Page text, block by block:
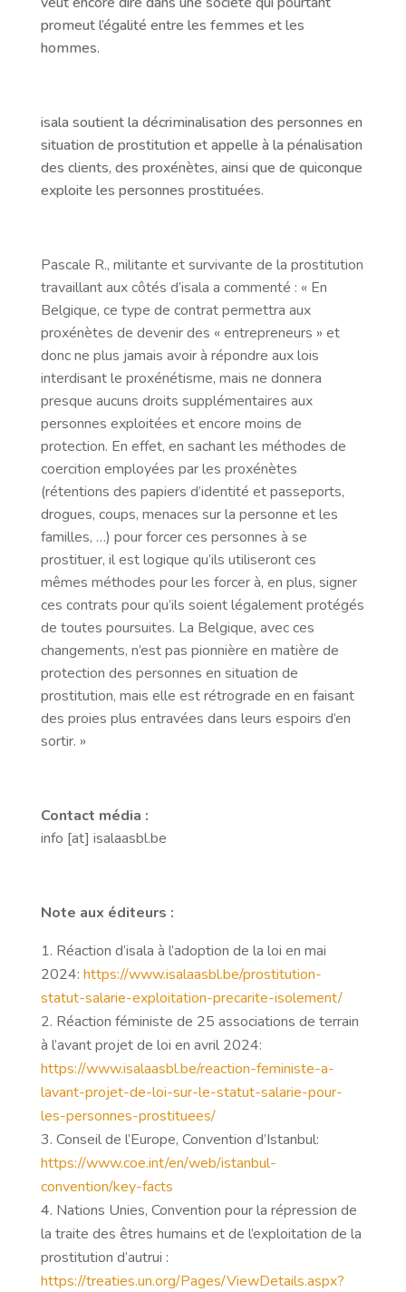
promeut l’égalité entre les femmes et les
hommes.
isala soutient la décriminalisation des personnes en
situation de prostitution et appelle à la pénalisation
des clients, des proxénètes, ainsi que de quiconque
exploite les personnes prostituées.
Pascale R., militante et survivante de la prostitution
travaillant aux côtés d’isala a commenté : « En
Belgique, ce type de contrat permettra aux
proxénètes de devenir des « entrepreneurs » et
donc ne plus jamais avoir à répondre aux lois
interdisant le proxénétisme, mais ne donnera
presque aucuns droits supplémentaires aux
personnes exploitées et encore moins de
protection. En effet, en sachant les méthodes de
coercition employées par les proxénètes
(rétentions des papiers d’identité et passeports,
drogues, coups, menaces sur la personne et les
familles, …) pour forcer ces personnes à se
prostituer, il est logique qu’ils utiliseront ces
mêmes méthodes pour les forcer à, en plus, signer
ces contrats pour qu’ils soient légalement protégés
de toutes poursuites. La Belgique, avec ces
changements, n’est pas pionnière en matière de
protection des personnes en situation de
prostitution, mais elle est rétrograde en en faisant
des proies plus entravées dans leurs espoirs d’en
sortir. »
Contact média :
info [at] isalaasbl.be
Note aux éditeurs :
Réaction d’isala à l’adoption de la loi en mai
2024: https://www.isalaasbl.be/prostitution-
statut-salarie-exploitation-precarite-isolement/
Réaction féministe de 25 associations de terrain
à l’avant projet de loi en avril 2024:
https://www.isalaasbl.be/reaction-feministe-a-
lavant-projet-de-loi-sur-le-statut-salarie-pour-
les-personnes-prostituees/
Conseil de l’Europe, Convention d’Istanbul:
https://www.coe.int/en/web/istanbul-
convention/key-facts
Nations Unies, Convention pour la répression de
la traite des êtres humains et de l’exploitation de la
prostitution d’autrui :
https://treaties.un.org/Pages/ViewDetails.aspx?